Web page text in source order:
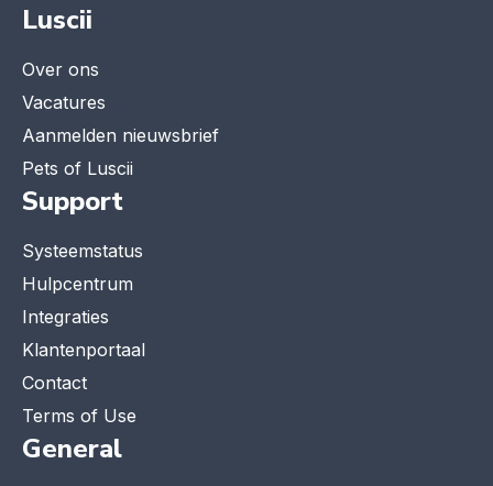
Luscii
Over ons
Vacatures
Aanmelden nieuwsbrief
Pets of Luscii
Support
Systeemstatus
Hulpcentrum
Integraties
Klantenportaal
Contact
Terms of Use
General